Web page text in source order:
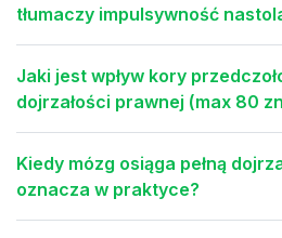
tłumaczy impulsywność
Jaki jest wpływ kory
dojrzałości prawnej (max 80
Kiedy mózg osiąga pełną
oznacza w praktyce?